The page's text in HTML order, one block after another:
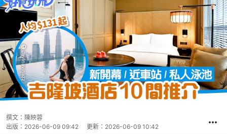
撰文： 陳映蓉
出版： 2026-06-09 09:42 更新： 2026-06-09 10:42